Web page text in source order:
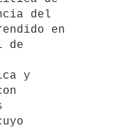
del
en
de
y